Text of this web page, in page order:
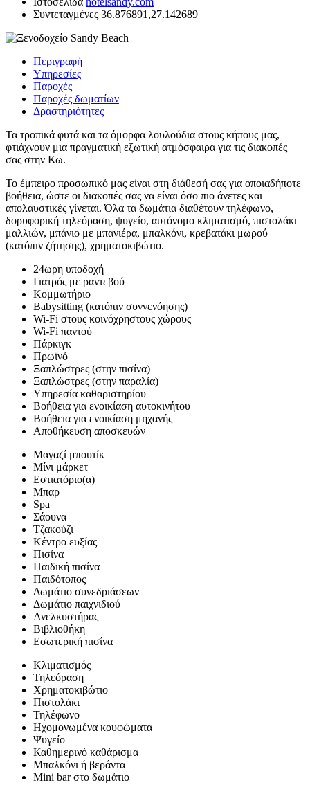
Συντεταγμένες 36.876891,27.142689
Περιγραφή
Υπηρεσίες
Παροχές
Παροχές δωματίων
Δραστηριότητες
Τα τροπικά φυτά και τα όμορφα λουλούδια στους κήπους μας,
φτιάχνουν μια πραγματική εξωτική ατμόσφαιρα για τις διακοπές
σας στην Κω.
Το έμπειρο προσωπικό μας είναι στη διάθεσή σας για οποιαδήποτε
βοήθεια, ώστε οι διακοπές σας να είναι όσο πιο άνετες και
απολαυστικές γίνεται. Όλα τα δωμάτια διαθέτουν τηλέφωνο,
δορυφορική τηλεόραση, ψυγείο, αυτόνομο κλιματισμό, πιστολάκι
μαλλιών, μπάνιο με μπανιέρα, μπαλκόνι, κρεβατάκι μωρού
(κατόπιν ζήτησης), χρηματοκιβώτιο.
24ωρη υποδοχή
Γιατρός με ραντεβού
Κομμωτήριο
Babysitting (κατόπιν συννενόησης)
Wi-Fi στους κοινόχρηστους χώρους
Wi-Fi παντού
Πάρκιγκ
Πρωϊνό
Ξαπλώστρες (στην πισίνα)
Ξαπλώστρες (στην παραλία)
Υπηρεσία καθαριστηρίου
Βοήθεια για ενοικίαση αυτοκινήτου
Βοήθεια για ενοικίαση μηχανής
Αποθήκευση αποσκευών
Μαγαζί μπουτίκ
Μίνι μάρκετ
Εστιατόριο(α)
Μπαρ
Spa
Σάουνα
Τζακούζι
Κέντρο ευξίας
Πισίνα
Παιδική πισίνα
Παιδότοπος
Δωμάτιο συνεδριάσεων
Δωμάτιο παιχνιδιού
Ανελκυστήρας
Βιβλιοθήκη
Εσωτερική πισίνα
Κλιματισμός
Τηλεόραση
Χρηματοκιβώτιο
Πιστολάκι
Τηλέφωνο
Ηχομονωμένα κουφώματα
Ψυγείο
Καθημερινό καθάρισμα
Μπαλκόνι ή βεράντα
Mini bar στο δωμάτιο